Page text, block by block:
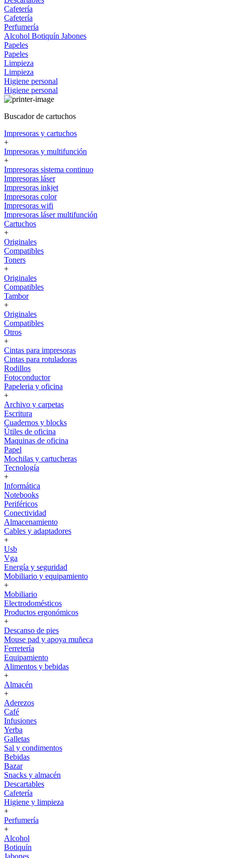
Cafetería
Cafetería
Perfumería
Alcohol Botiquín Jabones
Papeles
Papeles
Limpieza
Limpieza
Higiene personal
Higiene personal
Buscador de cartuchos
Impresoras y cartuchos
+
Impresoras y multifunción
+
Impresoras sistema continuo
Impresoras láser
Impresoras inkjet
Impresoras color
Impresoras wifi
Impresoras láser multifunción
Cartuchos
+
Originales
Compatibles
Toners
+
Originales
Compatibles
Tambor
+
Originales
Compatibles
Otros
+
Cintas para impresoras
Cintas para rotuladoras
Rodillos
Fotoconductor
Papeleria y oficina
+
Archivo y carpetas
Escritura
Cuadernos y blocks
Útiles de oficina
Maquinas de oficina
Papel
Mochilas y cartucheras
Tecnología
+
Informática
Notebooks
Periféricos
Conectividad
Almacenamiento
Cables y adaptadores
+
Usb
Vga
Energía y seguridad
Mobiliario y equipamiento
+
Mobiliario
Electrodomésticos
Productos ergonómicos
+
Descanso de pies
Mouse pad y apoya muñeca
Ferretería
Equipamiento
Alimentos y bebidas
+
Almacén
+
Aderezos
Café
Infusiones
Yerba
Galletas
Sal y condimentos
Bebidas
Bazar
Snacks y almacén
Descartables
Cafetería
Higiene y limpieza
+
Perfumería
+
Alcohol
Botiquín
Jabones